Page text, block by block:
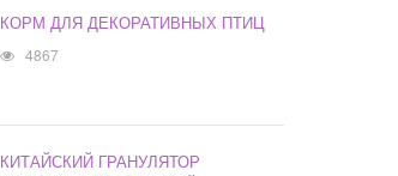
КОРМ ДЛЯ ДЕКОРАТИВНЫХ ПТИЦ
4867
КИТАЙСКИЙ ГРАНУЛЯТОР